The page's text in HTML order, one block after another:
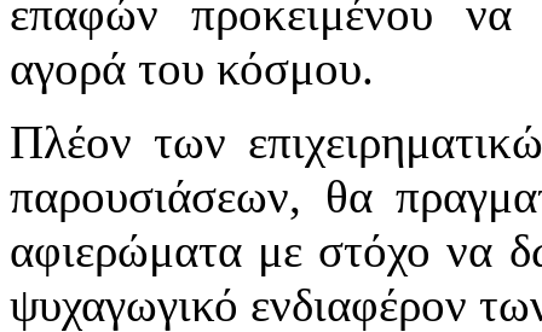
επαφών προκειμένου να
αγορά του κόσμου.
Πλέον των
παρουσιάσεων, θα
αφιερώματα με στόχο να
ψυχαγωγικό ενδιαφέρον